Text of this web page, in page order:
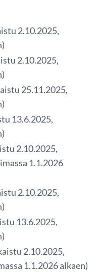
2.10.2025,
2.10.2025,
25.11.2025,
13.6.2025,
2.10.2025,
1.1.2026
2.10.2025,
13.6.2025,
2.10.2025,
1.1.2026 alkaen)